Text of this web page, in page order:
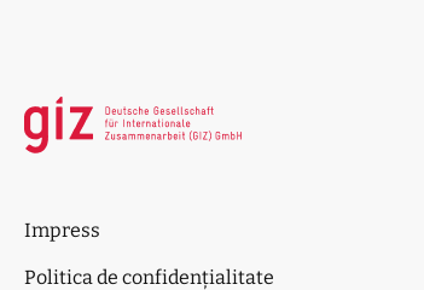
Impress
Politica de confidențialitate